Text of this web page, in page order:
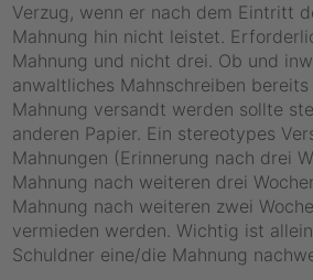
Verzug, wenn er nach dem Eintritt
Mahnung hin nicht leistet.
Mahnung und nicht drei. Ob und
anwaltliches Mahnschreiben
Mahnung versandt werden sollte
anderen Papier. Ein stereotypes
Mahnungen (Erinnerung nach drei
Mahnung nach weiteren drei
Mahnung nach weiteren zwei
vermieden werden. Wichtig ist
Schuldner eine/die Mahnung